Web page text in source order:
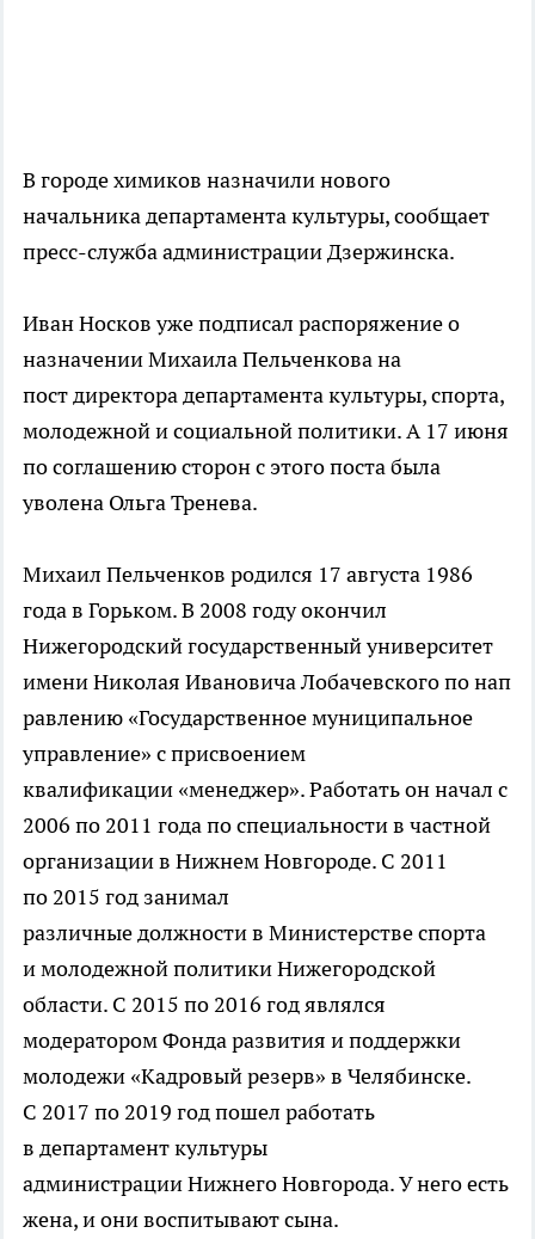
В городе химиков назначили нового
начальника департамента культуры, сообщает
пресс-служба администрации Дзержинска.
Иван Носков уже подписал распоряжение о
назначении Михаила Пельченкова на
пост директора департамента культуры, спорта,
молодежной и социальной политики. А 17 июня
по соглашению сторон с этого поста была
уволена Ольга Тренева.
Михаил Пельченков родился 17 августа 1986
года в Горьком. В 2008 году окончил
Нижегородский государственный университет
имени Николая Ивановича Лобачевского по нап
равлению «Государственное муниципальное
управление» с присвоением
квалификации «менеджер». Работать он начал с
2006 по 2011 года по специальности в частной
организации в Нижнем Новгороде. С 2011
по 2015 год занимал
различные должности в Министерстве спорта
и молодежной политики Нижегородской
области. С 2015 по 2016 год являлся
модератором Фонда развития и поддержки
молодежи «Кадровый резерв» в Челябинске.
С 2017 по 2019 год пошел работать
в департамент культуры
администрации Нижнего Новгорода. У него есть
жена, и они воспитывают сына.